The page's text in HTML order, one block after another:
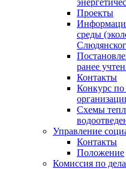
Проекты
среды
ранее
Контакты
Конкурс
Схемы
Управление
Контакты
Положение
Комиссия по